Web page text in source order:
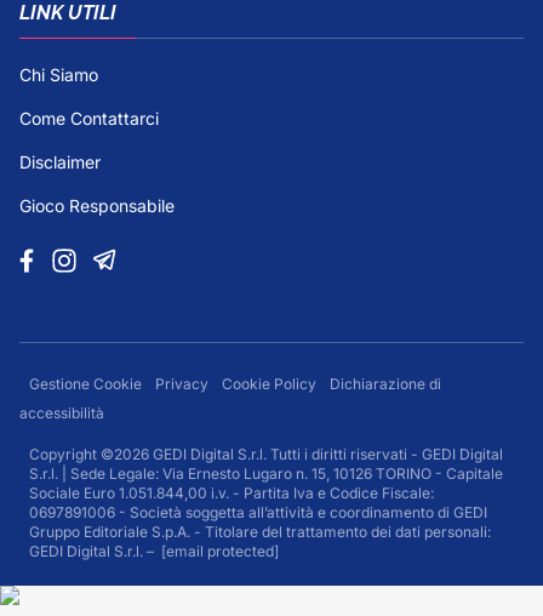
LINK UTILI
Chi Siamo
Come Contattarci
Disclaimer
Gioco Responsabile
Gestione Cookie Privacy Cookie Policy
Dichiarazione di
accessibilità
Copyright ©2026 GEDI Digital S.r.l. Tutti i diritti riservati - GEDI Digital
S.r.l. | Sede Legale: Via Ernesto Lugaro n. 15, 10126 TORINO - Capitale
Sociale Euro 1.051.844,00 i.v. - Partita Iva e Codice Fiscale:
0697891006 - Società soggetta all’attività e coordinamento di GEDI
Gruppo Editoriale S.p.A. - Titolare del trattamento dei dati personali:
GEDI Digital S.r.l. – [email protected]